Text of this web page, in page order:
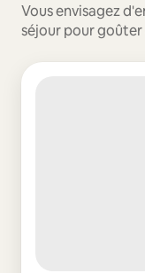
Vous envisagez
séjour pour goûter